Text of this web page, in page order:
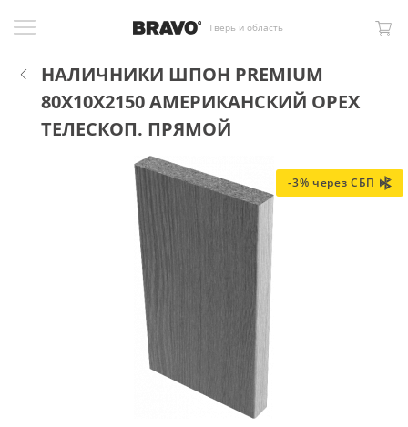
Тверь и область
НАЛИЧНИКИ ШПОН PREMIUM
80X10X2150 АМЕРИКАНСКИЙ ОРЕХ
ТЕЛЕСКОП. ПРЯМОЙ
-3% через СБП